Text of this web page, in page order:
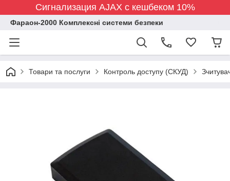
Сигнализация AJAX с кешбеком 10%
Фараон-2000 Комплексні системи безпеки
Товари та послуги Контроль доступу (СКУД)